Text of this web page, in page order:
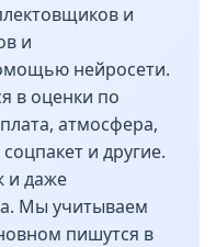
и
и
нейросети.
в оценки по
атмосфера,
и другие.
и даже
Мы учитываем
пишутся в